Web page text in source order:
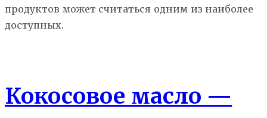
продуктов может считаться одним из наиболее
доступных.
Кокосовое масло —